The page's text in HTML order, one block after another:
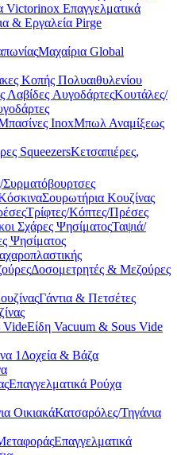
Victorinox Επαγγελματικά
& Εργαλεία Pirge
Μαχαίρια Global
Κοπής Πολυαιθυλενίου
Κουτάλες/
Μπωλ Αναμίξεως
Κετσαπιέρες,
Σουρωτήρια Κουζίνας
Τρίφτες/Κόπτες/Πρέσες
Ταψιά/
Ψησίματος
Δοσομετρητές & Μεζούρες
Γάντια & Πετσέτες
Είδη Vacuum & Sous Vide
Δοχεία & Βάζα
Επαγγελματικά Ρούχα
Κατσαρόλες/Τηγάνια
Επαγγελματικά